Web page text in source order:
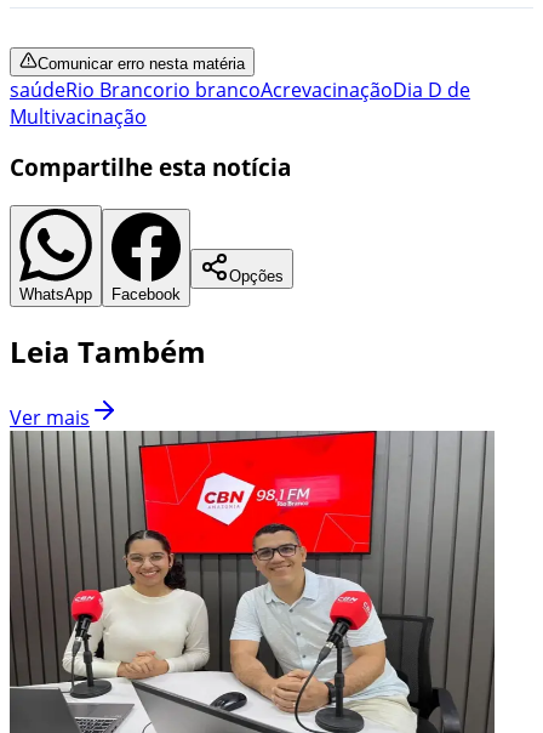
Comunicar erro nesta matéria
saúdeRio Brancorio brancoAcrevacinaçãoDia D de
Multivacinação
Compartilhe esta notícia
WhatsApp Facebook
Opções
Leia Também
Ver mais